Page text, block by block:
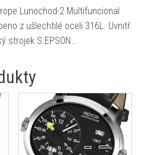
Lunochod-2 Multifuncional
z ušlechtilé oceli 316L. Uvnitř
strojek S.EPSON…